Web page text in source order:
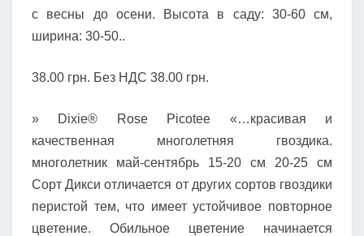
с весны до осени. Высота в саду: 30-60 см,
ширина: 30-50..
38.00 грн. Без НДС 38.00 грн.
» Dixie® Rose Picotee «…красивая и
качественная многолетняя гвоздика.
многолетник май-сентябрь 15-20 см 20-25 см
Сорт Дикси отличается от других сортов гвоздики
перистой тем, что имеет устойчивое повторное
цветение. Обильное цветение начинается